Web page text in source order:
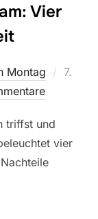
Vier
Montag
7.
triffst und
vier